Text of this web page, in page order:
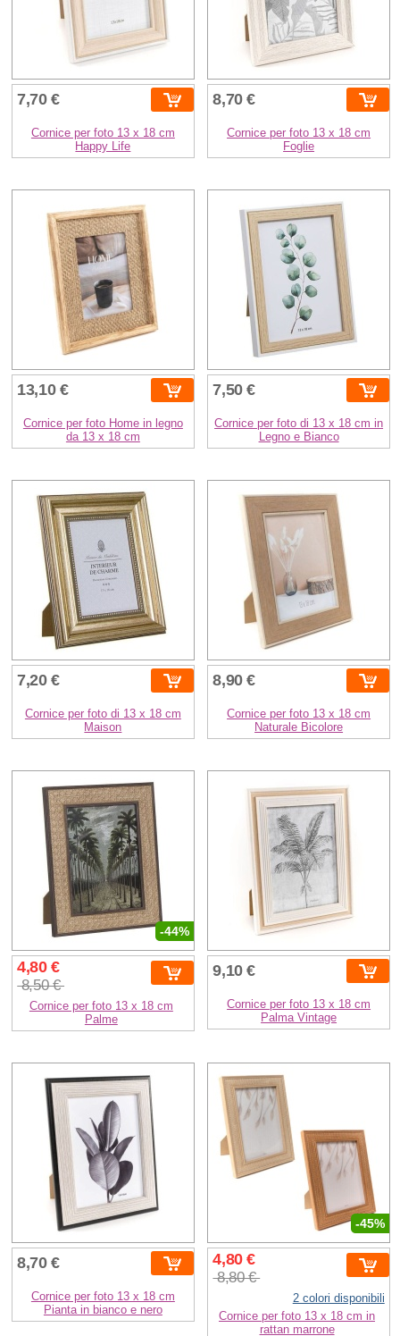
7,70 €
Cornice per foto 13 x 18 cm
Happy Life
8,70 €
Cornice per foto 13 x 18 cm
Foglie
13,10 €
Cornice per foto Home in legno
da 13 x 18 cm
7,50 €
Cornice per foto di 13 x 18 cm in
Legno e Bianco
7,20 €
Cornice per foto di 13 x 18 cm
Maison
8,90 €
Cornice per foto 13 x 18 cm
Naturale Bicolore
-44%
4,80 €
8,50 €
Cornice per foto 13 x 18 cm
Palme
9,10 €
Cornice per foto 13 x 18 cm
Palma Vintage
8,70 €
Cornice per foto 13 x 18 cm
Pianta in bianco e nero
-45%
4,80 €
8,80 €
2 colori disponibili
Cornice per foto 13 x 18 cm in
rattan marrone